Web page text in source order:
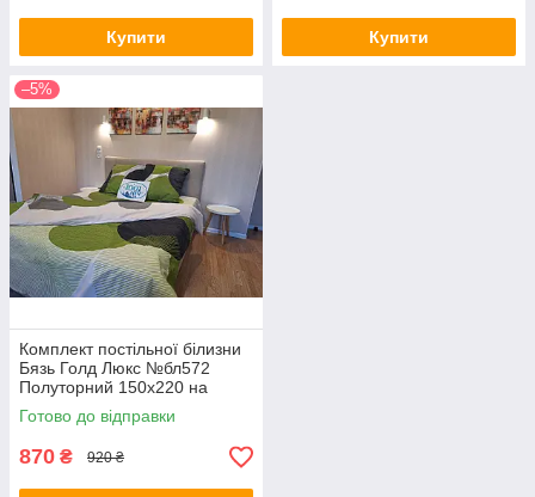
Купити Купити
–5%
Комплект постільної білизни
Бязь Голд Люкс №бл572
Полуторний 150х220 на
кнопках
Готово до відправки
870 ₴ 920 ₴